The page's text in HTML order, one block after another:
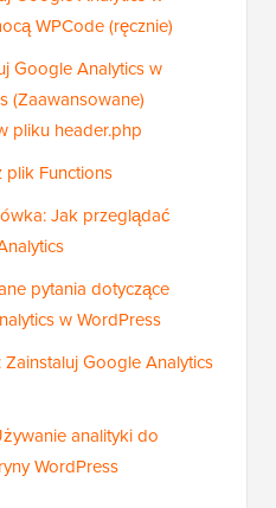
WPCode (ręcznie)
Google Analytics w
(Zaawansowane)
pliku header.php
plik Functions
Jak przeglądać
pytania dotyczące
w WordPress
Google Analytics
analityki do
WordPress